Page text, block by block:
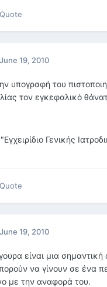
Quote
June 19, 2010
υπογραφή του
τον εγκεφαλικό
Γενικής
Quote
June 19, 2010
είναι μια
να γίνουν σε ένα
με την αναφορά του.